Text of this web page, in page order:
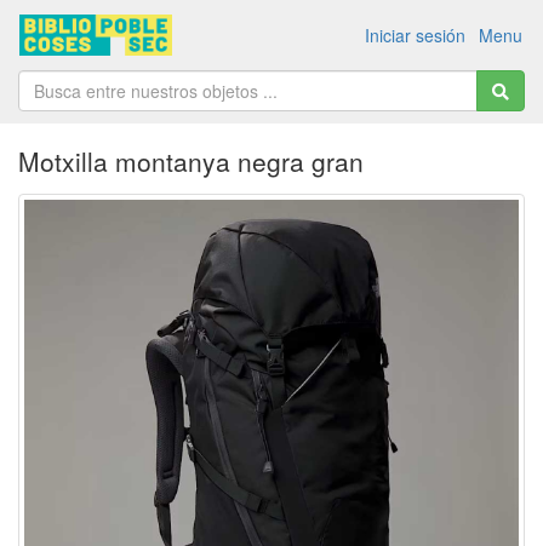
Menu
Iniciar sesión
Motxilla montanya negra gran